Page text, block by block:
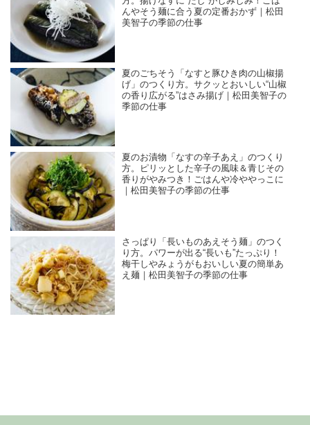
んやそう麺に合う夏の定番おかず｜松田
美智子の季節の仕事
夏のごちそう「なすと豚ひき肉の山椒揚
げ」のつくり方。サクッとおいしい“山椒
の香り広がる”はさみ揚げ｜松田美智子の
季節の仕事
夏のお漬物「なすの辛子あえ」のつくり
方。ピリッとした辛子の風味＆青じその
香りがやみつき！ごはんや冷ややっこに
｜松田美智子の季節の仕事
さっぱり「長いものあえそう麺」のつく
り方。パワーが出る“長いも”たっぷり！
梅干しやみょうがもおいしい夏の簡単あ
え麺｜松田美智子の季節の仕事